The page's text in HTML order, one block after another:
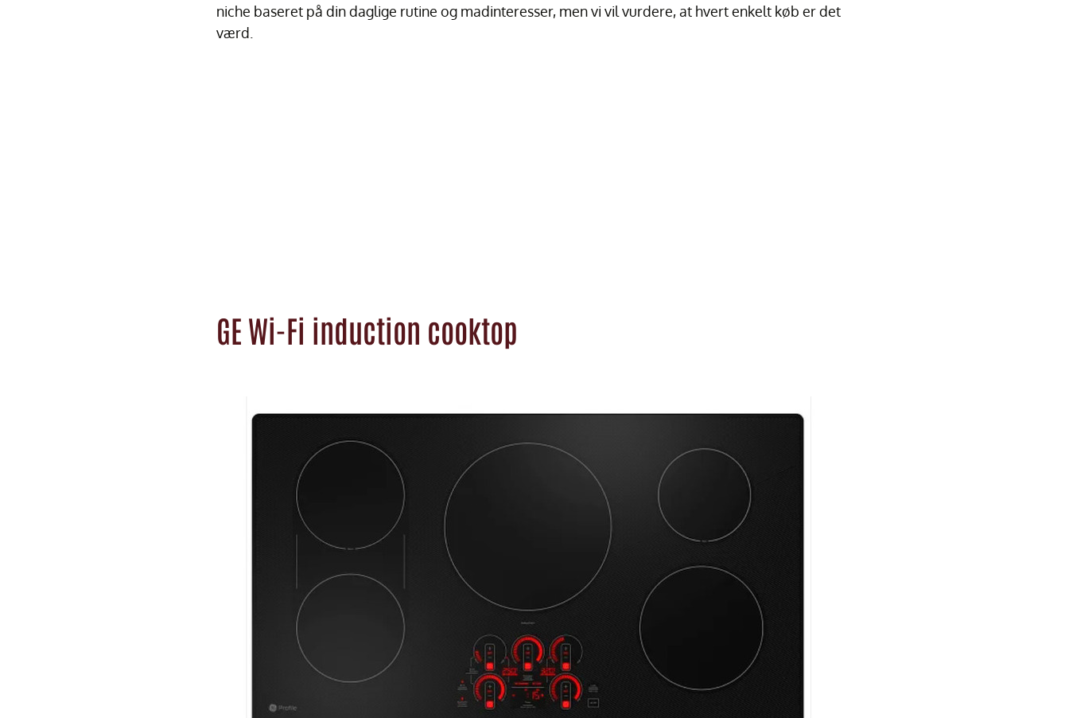
niche baseret på din daglige rutine og madinteresser, men vi vil vurdere, at hvert enkelt køb er det
værd.
GE Wi-Fi induction cooktop